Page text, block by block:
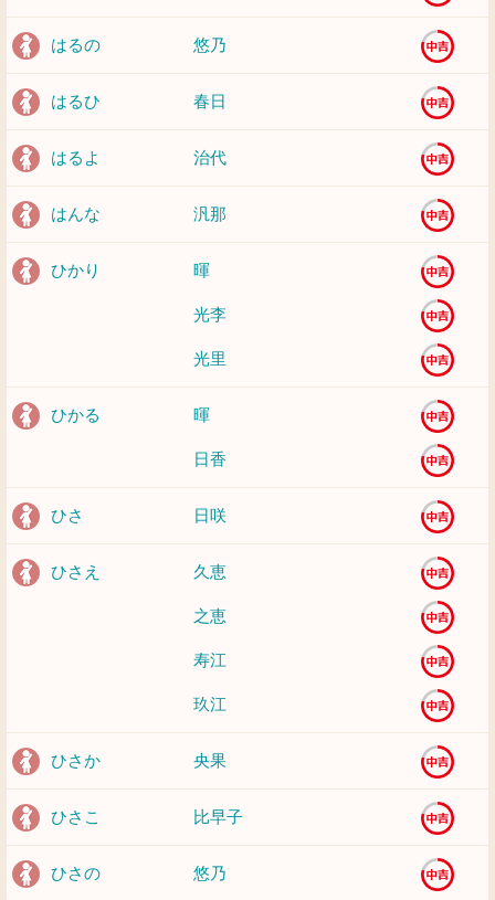
はるの 悠乃
はるひ 春日
はるよ 治代
はんな 汎那
ひかり 暉
光李
光里
ひかる 暉
日香
ひさ 日咲
ひさえ 久恵
之恵
寿江
玖江
ひさか 央果
ひさこ 比早子
ひさの 悠乃